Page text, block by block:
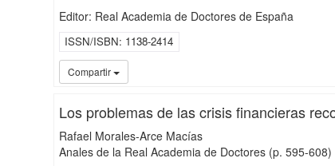
Editor: Real Academia de Doctores de España
ISSN/ISBN 1138-2414
Compartir
Los problemas de las crisis financieras
Rafael Morales-Arce Macías
Anales de la Real Academia de Doctores (p. 595-608)